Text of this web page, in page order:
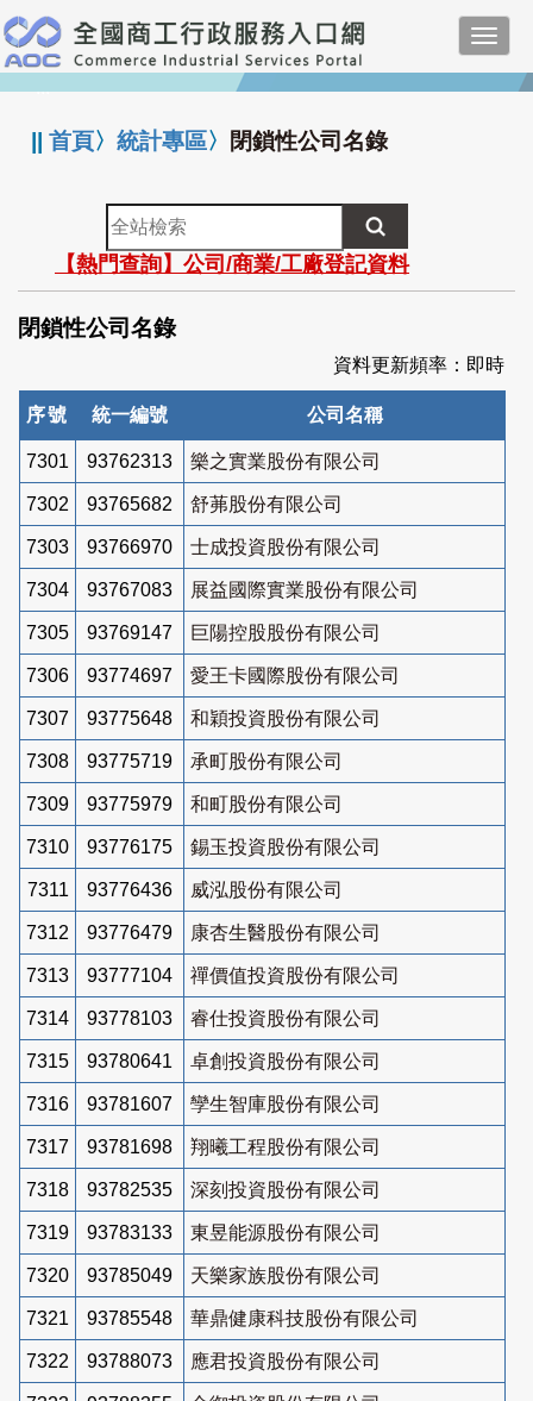
跳
到
主
要
:::
||首頁〉統計專區〉 閉鎖性公司名錄
全
站
檢
索
【熱門查詢】公司/商業/工廠登記資料
閉鎖性公司名錄
資料更新頻率：即時
序號 統一編號 公司名稱
7301 93762313 樂之實業股份有限公司
7302 93765682 舒茀股份有限公司
7303 93766970 士成投資股份有限公司
7304 93767083 展益國際實業股份有限公司
7305 93769147 巨陽控股股份有限公司
7306 93774697 愛王卡國際股份有限公司
7307 93775648 和穎投資股份有限公司
7308 93775719 承町股份有限公司
7309 93775979 和町股份有限公司
7310 93776175 錫玉投資股份有限公司
7311 93776436 威泓股份有限公司
7312 93776479 康杏生醫股份有限公司
7313 93777104 禪價值投資股份有限公司
7314 93778103 睿仕投資股份有限公司
7315 93780641 卓創投資股份有限公司
7316 93781607 孿生智庫股份有限公司
7317 93781698 翔曦工程股份有限公司
7318 93782535 深刻投資股份有限公司
7319 93783133 東昱能源股份有限公司
7320 93785049 天樂家族股份有限公司
7321 93785548 華鼎健康科技股份有限公司
7322 93788073 應君投資股份有限公司